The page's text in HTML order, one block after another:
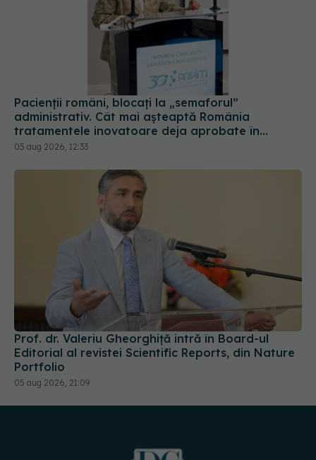
Pacienții români, blocați la „semaforul”
administrativ. Cât mai așteaptă România
tratamentele inovatoare deja aprobate în
Europa
05 aug 2026, 12:33
Prof. dr. Valeriu Gheorghiță intră în Board-ul
Editorial al revistei Scientific Reports, din Nature
Portfolio
05 aug 2026, 21:09